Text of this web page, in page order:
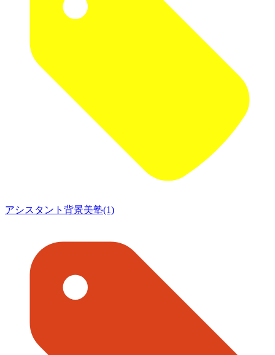
アシスタント背景美塾(1)